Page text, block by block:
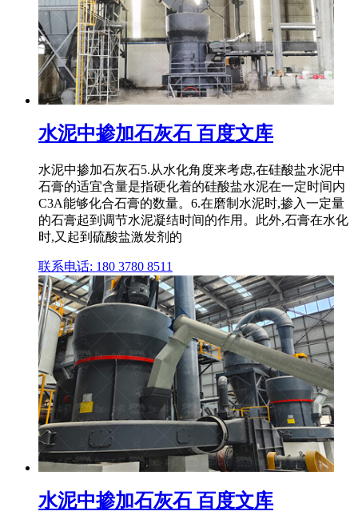
水泥中掺加石灰石 百度文库
水泥中掺加石灰石5.从水化角度来考虑,在硅酸盐水泥中
石膏的适宜含量是指硬化着的硅酸盐水泥在一定时间内
C3A能够化合石膏的数量。6.在磨制水泥时,掺入一定量
的石膏起到调节水泥凝结时间的作用。此外,石膏在水化
时,又起到硫酸盐激发剂的
联系电话: 180 3780 8511
水泥中掺加石灰石 百度文库